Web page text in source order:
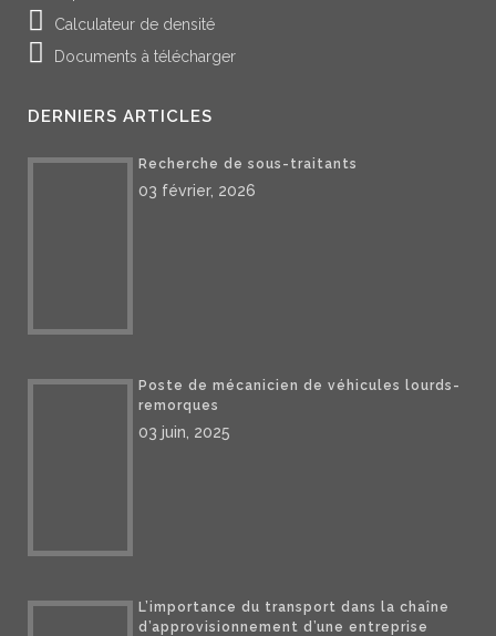
Calculateur de densité
Documents à télécharger
DERNIERS ARTICLES
Recherche de sous-traitants
03 février, 2026
Poste de mécanicien de véhicules lourds-
remorques
03 juin, 2025
L’importance du transport dans la chaîne
d’approvisionnement d’une entreprise